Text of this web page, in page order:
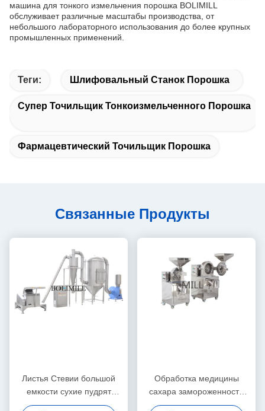
машина для тонкого измельчения порошка BOLIMILL
обслуживает различные масштабы производства, от
небольшого лабораторного использования до более крупных
промышленных применений.
Теги: Шлифовальный Станок Порошка
Супер Точильщик Тонкоизмельченного Порошка
Фармацевтический Точильщик Порошка
Связанные Продукты
Листья Стевии большой
емкости сухие пудрят
машину цеха заточки для
Обработка медицины
сахара замороженности
мельницы шлифовального